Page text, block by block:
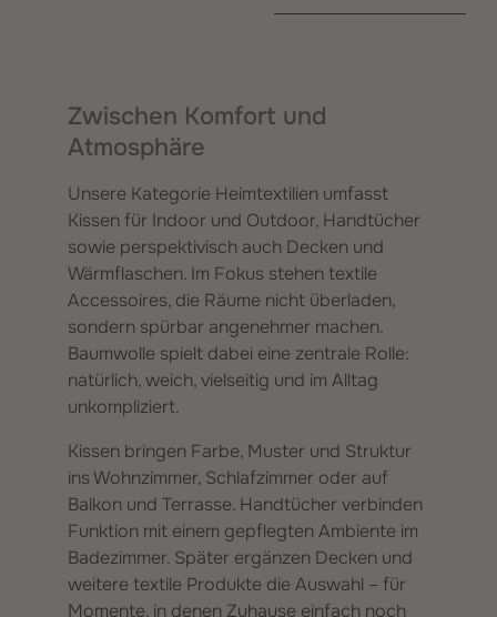
Zwischen Komfort und
Atmosphäre
Unsere Kategorie Heimtextilien umfasst
Kissen für Indoor und Outdoor, Handtücher
sowie perspektivisch auch Decken und
Wärmflaschen. Im Fokus stehen textile
Accessoires, die Räume nicht überladen,
sondern spürbar angenehmer machen.
Baumwolle spielt dabei eine zentrale Rolle:
natürlich, weich, vielseitig und im Alltag
unkompliziert.
Kissen bringen Farbe, Muster und Struktur
ins Wohnzimmer, Schlafzimmer oder auf
Balkon und Terrasse. Handtücher verbinden
Funktion mit einem gepflegten Ambiente im
Badezimmer. Später ergänzen Decken und
weitere textile Produkte die Auswahl – für
Momente, in denen Zuhause einfach noch